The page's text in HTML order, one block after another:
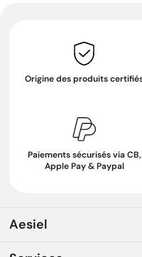
Origine des produits
Paiements sécurisés via CB,
Apple Pay & Paypal
Aesiel